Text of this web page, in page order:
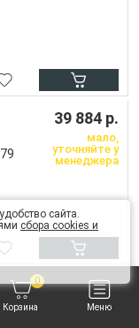
Корзина
0
Меню
39 884 р.
мало,
уточняйте у
менеджера
44 658 р.
мало,
сайта.
сбора cookies и